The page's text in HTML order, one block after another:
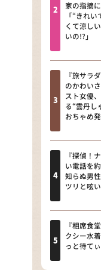
河
「
か
に
本
朝
教
ミ
Ｌ
ポ
ザ
家の指摘
「“きれ
くて涼し
いの!?」
『旅サラ
のかわい
スト女優
る“雲丹し
おちゃめ
『探偵！
い電話を
知らぬ男
ツリと呟
『相席食
クシー水
っと待て